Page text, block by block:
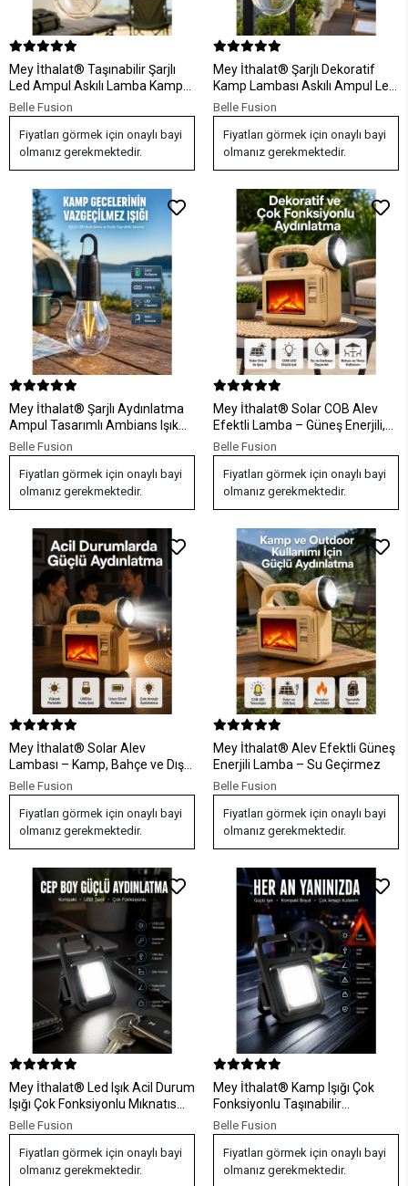
Mey İthalat® Taşınabilir Şarjlı
Led Ampul Askılı Lamba Kamp
Bahçe Lambası
Belle Fusion
Fiyatları görmek için onaylı bayi
olmanız gerekmektedir.
Mey İthalat® Şarjlı Dekoratif
Kamp Lambası Askılı Ampul Led
Işık Type-C Girişli
Belle Fusion
Fiyatları görmek için onaylı bayi
olmanız gerekmektedir.
Mey İthalat® Şarjlı Aydınlatma
Ampul Tasarımlı Ambians Işık
Askılı Kamp Lambası
Belle Fusion
Fiyatları görmek için onaylı bayi
olmanız gerekmektedir.
Mey İthalat® Solar COB Alev
Efektli Lamba – Güneş Enerjili,
Suya Dayanıklı, Taşınabilir
Belle Fusion
Fiyatları görmek için onaylı bayi
olmanız gerekmektedir.
Mey İthalat® Solar Alev
Lambası – Kamp, Bahçe ve Dış
Mekan İçin
Belle Fusion
Fiyatları görmek için onaylı bayi
olmanız gerekmektedir.
Mey İthalat® Alev Efektli Güneş
Enerjili Lamba – Su Geçirmez
Belle Fusion
Fiyatları görmek için onaylı bayi
olmanız gerekmektedir.
Mey İthalat® Led Işık Acil Durum
Işığı Çok Fonksiyonlu Mıknatıs
Özelliği
Belle Fusion
Fiyatları görmek için onaylı bayi
olmanız gerekmektedir.
Mey İthalat® Kamp Işığı Çok
Fonksiyonlu Taşınabilir
Anahtarlık Kapak Açma
Manyetik Özelliği
Belle Fusion
Fiyatları görmek için onaylı bayi
olmanız gerekmektedir.